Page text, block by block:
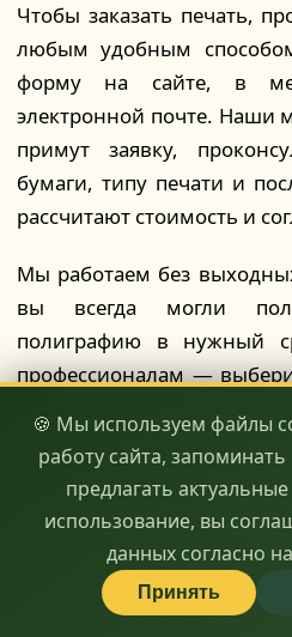
Чтобы заказать печать,
любым удобным
форму на сайте, в
электронной почте. Наши
примут заявку,
бумаги, типу печати и
рассчитают стоимость и
Мы работаем без
вы всегда могли
полиграфию в нужный
профессионалам —
нами. Ваша реклама —
🖨️ качество ⏱️
🍪 Мы используем файлы
работу сайта,
предлагать
использование, вы
данных согласно
Принять